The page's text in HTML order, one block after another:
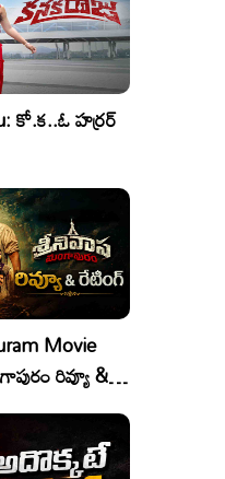
కో.క..ఓ హర్రర్
Movie
రివ్యూ &